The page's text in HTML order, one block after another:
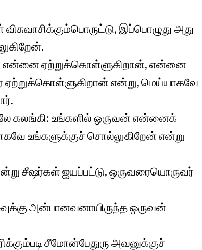
இப்பொழுது அது
என்னை ஏற்றுக்கொள்ளுகிறான், என்னை
என்று, மெய்யாகவே
கலங்கி: உங்களில் ஒருவன் என்னைக்
உங்களுக்குச் சொல்லுகிறேன் என்று
சீஷர்கள் ஐயப்பட்டு, ஒருவரையொருவர்
அன்பானவனாயிருந்த ஒருவன்
சீமோன்பேதுரு அவனுக்குச்